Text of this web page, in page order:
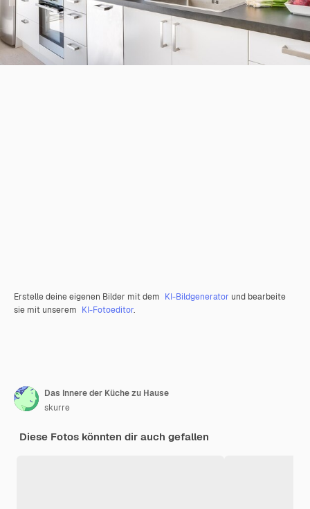
Erstelle deine eigenen Bilder mit dem KI-Bildgenerator und bearbeite
sie mit unserem KI-Fotoeditor.
Das Innere der Küche zu Hause
skurre
Diese Fotos könnten dir auch gefallen